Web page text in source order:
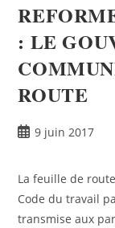
: LE
ROUTE
9 juin 2017
La feuille de
Code du travail
transmise aux